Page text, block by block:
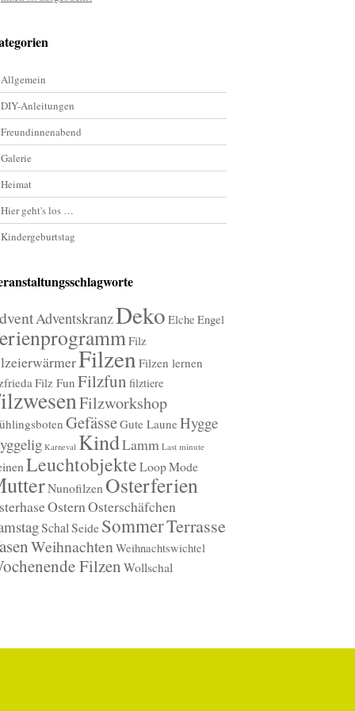
Allgemein
DIY-Anleitungen
Freundinnenabend
Galerie
Heimat
Hier geht's los …
Kindergeburtstag
AdventskranzDeko Elche Engel
Filz
Filzen Filzen lernen
Filz Fun Filzfun filztiere
Filzworkshop
GefässeGute Laune Hygge
Karneval KindLamm Last minute
LeuchtobjekteLoopMode
Nunofilzen Osterferien
OsternOsterschäfchen
SchalSeideSommerTerrasse
WeihnachtenWeihnachtswichtel
FilzenWollschal